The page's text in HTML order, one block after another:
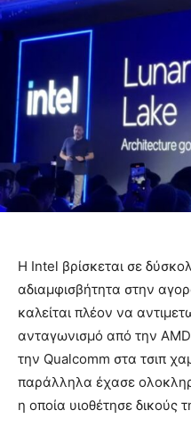
Η Intel βρίσκεται σε
αδιαμφισβήτητα στην
καλείται πλέον να
ανταγωνισμό από την
την Qualcomm στα τσιπ
παράλληλα έχασε
η οποία υιοθέτησε δικούς